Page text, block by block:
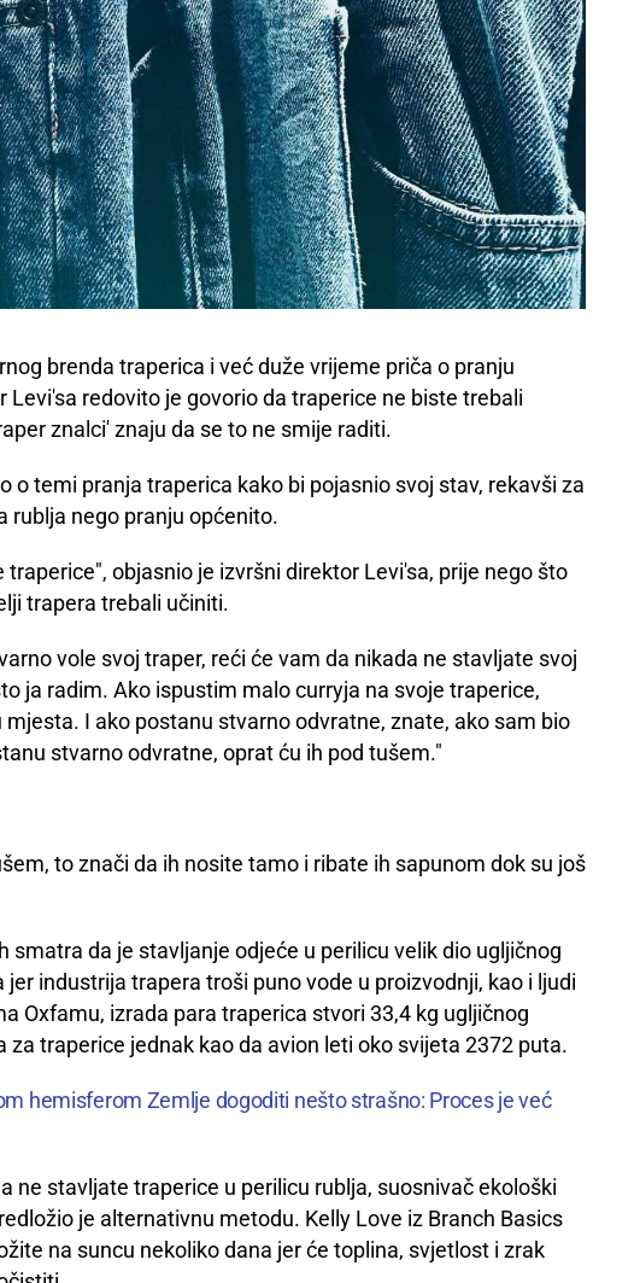
brenda traperica i već duže vrijeme priča o pranju
redovito je govorio da traperice ne biste trebali
znalci' znaju da se to ne smije raditi.
o temi pranja traperica kako bi pojasnio svoj stav, rekavši za
rublja nego pranju općenito.
objasnio je izvršni direktor Levi'sa, prije nego što
trapera trebali učiniti.
vole svoj traper, reći će vam da nikada ne stavljate svoj
ja radim. Ako ispustim malo curryja na svoje traperice,
I ako postanu stvarno odvratne, znate, ako sam bio
stvarno odvratne, oprat ću ih pod tušem."
to znači da ih nosite tamo i ribate ih sapunom dok su još
smatra da je stavljanje odjeće u perilicu velik dio ugljičnog
industrija trapera troši puno vode u proizvodnji, kao i ljudi
Oxfamu, izrada para traperica stvori 33,4 kg ugljičnog
za traperice jednak kao da avion leti oko svijeta 2372 puta.
hemisferom Zemlje dogoditi nešto strašno: Proces je već
ne stavljate traperice u perilicu rublja, suosnivač ekološki
je alternativnu metodu. Kelly Love iz Branch Basics
na suncu nekoliko dana jer će toplina, svjetlost i zrak